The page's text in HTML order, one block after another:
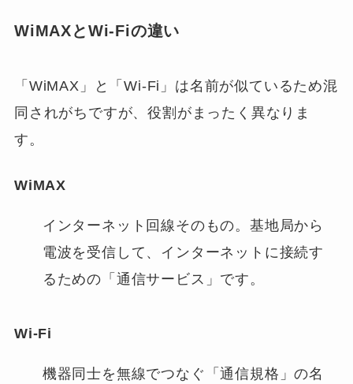
WiMAXとWi-Fiの違い
「WiMAX」と「Wi-Fi」は名前が似ているため混
同されがちですが、役割がまったく異なりま
す。
WiMAX
インターネット回線そのもの。基地局から
電波を受信して、インターネットに接続す
るための「通信サービス」です。
Wi-Fi
機器同士を無線でつなぐ「通信規格」の名